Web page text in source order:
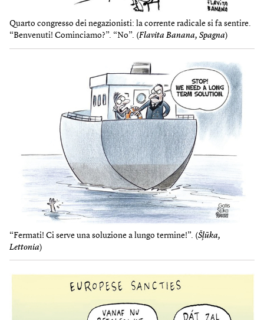
Quarto congresso dei negazionisti: la corrente radicale si fa sentire.
“Benvenuti! Cominciamo?”. “No”. (Flavita Banana, Spagna)
“Fermati! Ci serve una soluzione a lungo termine!”. (Šļūka,
Lettonia)